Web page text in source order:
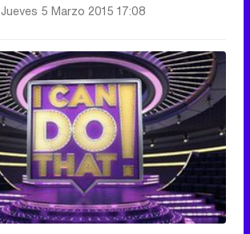
Jueves 5 Marzo 2015 17:08